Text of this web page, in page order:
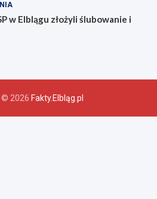
w Elblągu złożyli ślubowanie i
© 2026 Fakty.Elbląg.pl